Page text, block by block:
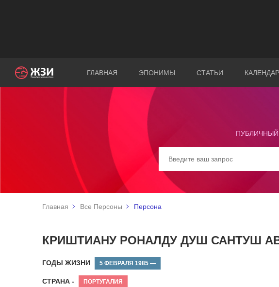
ГЛАВНАЯ ЭПОНИМЫ СТАТЬИ
Главная Все Персоны Персона
КРИШТИАНУ РОНАЛДУ ДУШ САНТУШ
ГОДЫ ЖИЗНИ 5 ФЕВРАЛЯ 1985 —
СТРАНА - ПОРТУГАЛИЯ